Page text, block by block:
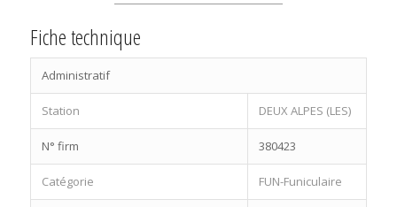
Fiche technique
Administratif
Station DEUX ALPES (LES)
N° firm 380423
Catégorie FUN-Funiculaire